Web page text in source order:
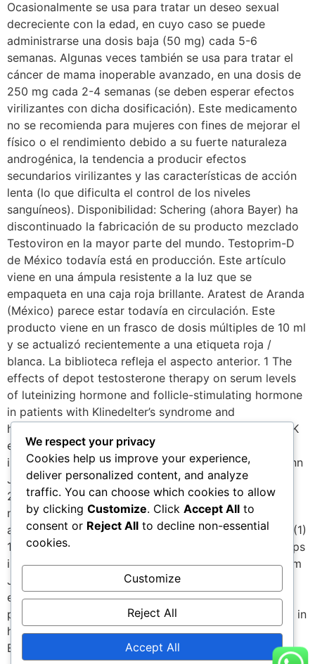
We respect your privacy
Cookies help us improve your experience,
deliver personalized content, and analyze
traffic. You can choose which cookies to allow
by clicking Customize. Click Accept All to
consent or Reject All to decline non-essential
cookies.
Customize
Reject All
Accept All